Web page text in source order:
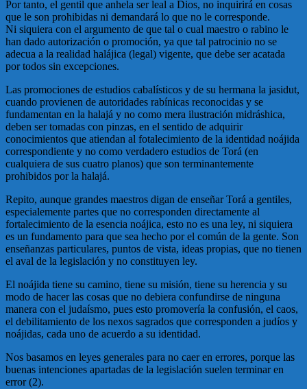
Por tanto, el gentil que anhela ser leal a Dios, no inquirirá en cosas
que le son prohibidas ni demandará lo que no le corresponde.
Ni siquiera con el argumento de que tal o cual maestro o rabino le
han dado autorización o promoción, ya que tal patrocinio no se
adecua a la realidad halájica (legal) vigente, que debe ser acatada
por todos sin excepciones.
Las promociones de estudios cabalísticos y de su hermana la jasidut,
cuando provienen de autoridades rabínicas reconocidas y se
fundamentan en la halajá y no como mera ilustración midráshica,
deben ser tomadas con pinzas, en el sentido de adquirir
conocimientos que atiendan al fotalecimiento de la identidad noájida
correspondiente y no como verdadero estudios de Torá (en
cualquiera de sus cuatro planos) que son terminantemente
prohibidos por la halajá.
Repito, aunque grandes maestros digan de enseñar Torá a gentiles,
especialemente partes que no corresponden directamente al
fortalecimiento de la esencia noájica, esto no es una ley, ni siquiera
es un fundamento para que sea hecho por el común de la gente. Son
enseñanzas particulares, puntos de vista, ideas propias, que no tienen
el aval de la legislación y no constituyen ley.
El noájida tiene su camino, tiene su misión, tiene su herencia y su
modo de hacer las cosas que no debiera confundirse de ninguna
manera con el judaísmo, pues esto promovería la confusión, el caos,
el debilitamiento de los nexos sagrados que corresponden a judíos y
noájidas, cada uno de acuerdo a su identidad.
Nos basamos en leyes generales para no caer en errores, porque las
buenas intenciones apartadas de la legislación suelen terminar en
error (2).